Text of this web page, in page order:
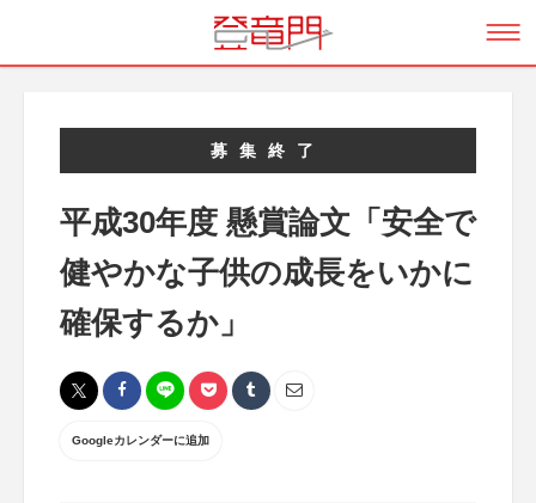
募集終了
平成30年度 懸賞論文「安全で
健やかな子供の成長をいかに
確保するか」
Googleカレンダーに追加